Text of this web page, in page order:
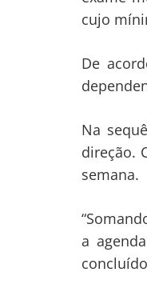
cujo
De
Na
direção.
semana.
a